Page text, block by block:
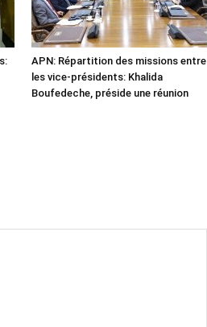
APN: Répartition des missions entre
les vice-présidents: Khalida
Boufedeche, préside une réunion